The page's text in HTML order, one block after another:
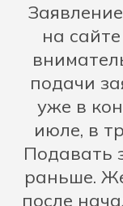
на
подачи
уже в
июле, в
Подавать
раньше.
после